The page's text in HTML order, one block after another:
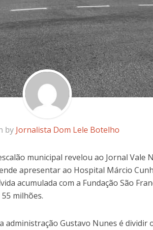
by Jornalista Dom Lele Botelho
municipal revelou ao Jornal Vale
apresentar ao Hospital Márcio
acumulada com a Fundação São
55 milhões.
administração Gustavo Nunes é dividir